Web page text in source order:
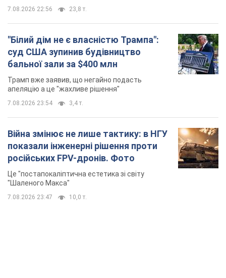
7.08.2026 22:56 23,8 т.
"Білий дім не є власністю Трампа":
суд США зупинив будівництво
бальної зали за $400 млн
Трамп вже заявив, що негайно подасть
апеляцію а це "жахливе рішення"
7.08.2026 23:54 3,4 т.
Війна змінює не лише тактику: в НГУ
показали інженерні рішення проти
російських FPV-дронів. Фото
Це "постапокаліптична естетика зі світу
"Шаленого Макса"
7.08.2026 23:47 10,0 т.